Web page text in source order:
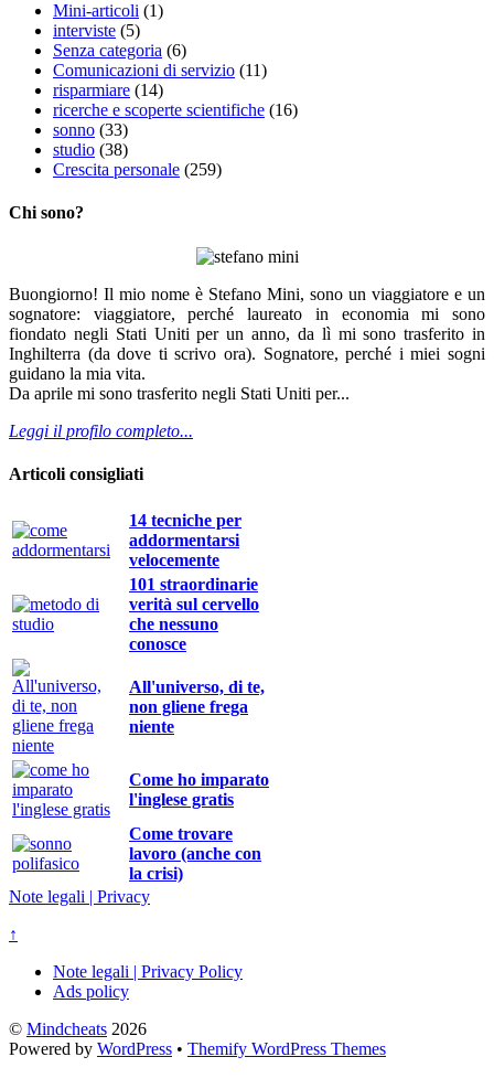
Mini-articoli (1)
interviste (5)
Senza categoria (6)
Comunicazioni di servizio (11)
risparmiare (14)
ricerche e scoperte scientifiche (16)
sonno (33)
studio (38)
Crescita personale (259)
Chi sono?
Buongiorno! Il mio nome è Stefano Mini, sono un viaggiatore e un
sognatore: viaggiatore, perché laureato in economia mi sono
fiondato negli Stati Uniti per un anno, da lì mi sono trasferito in
Inghilterra (da dove ti scrivo ora). Sognatore, perché i miei sogni
guidano la mia vita.
Da aprile mi sono trasferito negli Stati Uniti per...
Leggi il profilo completo...
Articoli consigliati
14 tecniche per
addormentarsi
velocemente
101 straordinarie
verità sul cervello
che nessuno
conosce
All'universo, di te,
non gliene frega
niente
Come ho imparato
l'inglese gratis
Come trovare
lavoro (anche con
la crisi)
Note legali | Privacy
↑
Note legali | Privacy Policy
Ads policy
© Mindcheats 2026
Powered by WordPress • Themify WordPress Themes